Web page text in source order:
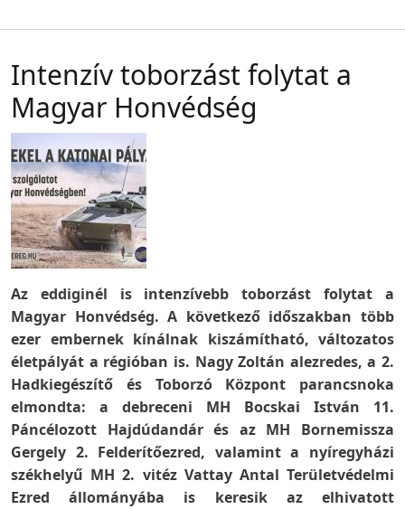
Intenzív toborzást folytat a
Magyar Honvédség
Az eddiginél is intenzívebb toborzást folytat a
Magyar Honvédség. A következő időszakban több
ezer embernek kínálnak kiszámítható, változatos
életpályát a régióban is. Nagy Zoltán alezredes, a 2.
Hadkiegészítő és Toborzó Központ parancsnoka
elmondta: a debreceni MH Bocskai István 11.
Páncélozott Hajdúdandár és az MH Bornemissza
Gergely 2. Felderítőezred, valamint a nyíregyházi
székhelyű MH 2. vitéz Vattay Antal Területvédelmi
Ezred állományába is keresik az elhivatott